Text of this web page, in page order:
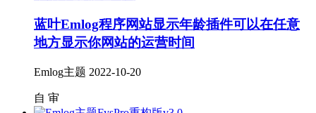
蓝叶Emlog程序网站显示年龄插件可以在任意
地方显示你网站的运营时间
Emlog主题 2022-10-20
自 审